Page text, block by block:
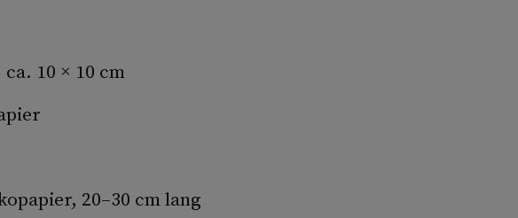
10 × 10 cm
20–30 cm lang